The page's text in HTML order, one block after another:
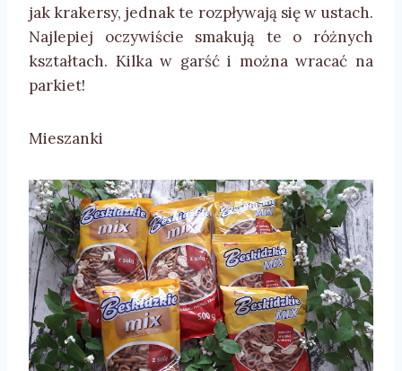
jak krakersy, jednak te rozpływają się w ustach.
Najlepiej oczywiście smakują te o różnych
kształtach. Kilka w garść i można wracać na
parkiet!
Mieszanki